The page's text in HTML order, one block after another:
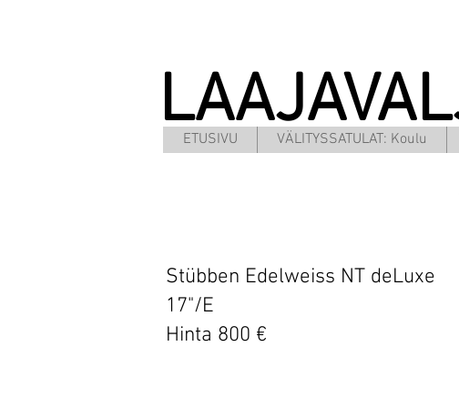
ETUSIVU VÄLITYSSATULAT: Koulu
Stübben Edelweiss NT deLuxe
17"/E
Hinta 800 €